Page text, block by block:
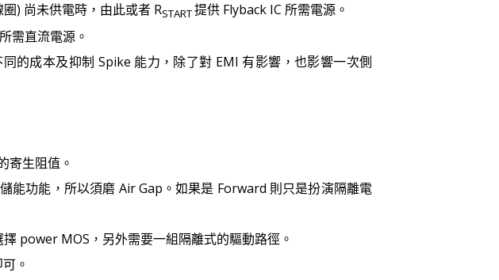
) 尚未供電時，由此或者 RSTART提供 Flyback IC 所需電源。
需直流電源。
的成本及抑制 Spike 能力，除了對 EMI 有影響，也影響一次側
寄生阻值。
能功能，所以須磨 Air Gap。如果是 Forward 則只是扮演隔離電
power MOS，另外需要一組隔離式的驅動路徑。
。